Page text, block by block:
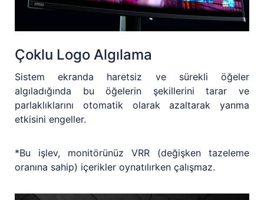
Çoklu Logo Algılama
Sistem ekranda haretsiz ve sürekli öğeler
algıladığında bu öğelerin şekillerini tarar ve
parlaklıklarını otomatik olarak azaltarak yanma
etkisini engeller.
*Bu işlev, monitörünüz VRR (değişken tazeleme
oranına sahip) içerikler oynatılırken çalışmaz.